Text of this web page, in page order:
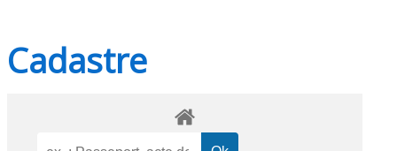
Cadastre